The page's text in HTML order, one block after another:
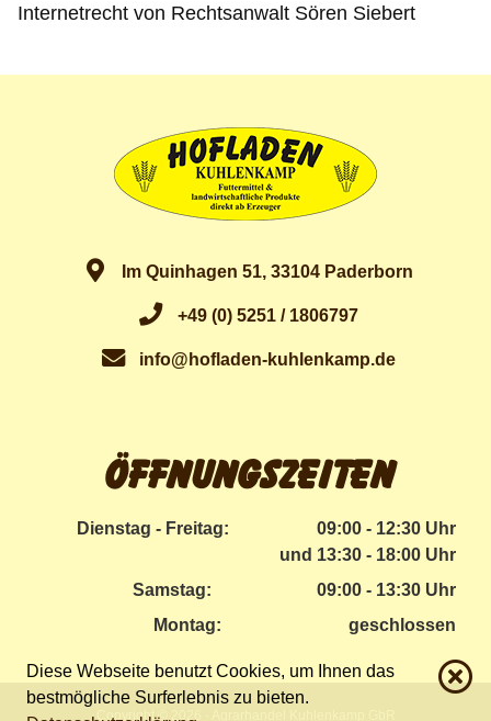
Internetrecht von Rechtsanwalt Sören Siebert
Im Quinhagen 51, 33104 Paderborn
+49 (0) 5251 / 1806797
info@hofladen-kuhlenkamp.de
Öffnungszeiten
Dienstag - Freitag:
09:00 - 12:30 Uhr
und 13:30 - 18:00 Uhr
Samstag:
09:00 - 13:30 Uhr
Montag:
geschlossen
Copyright © 2026 - Agrarhandel Kuhlenkamp GbR
Diese Webseite benutzt Cookies, um Ihnen das
bestmögliche Surferlebnis zu bieten.